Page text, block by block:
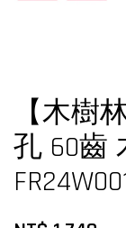
【木樹
孔 60齒